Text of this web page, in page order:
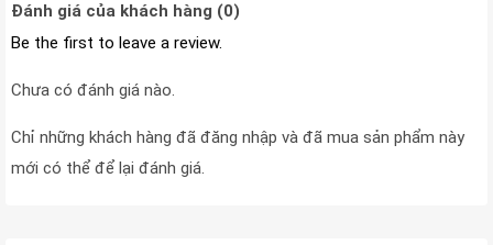
Đánh giá của khách hàng (0)
Be the first to leave a review.
Chưa có đánh giá nào.
Chỉ những khách hàng đã đăng nhập và đã mua sản phẩm này
mới có thể để lại đánh giá.